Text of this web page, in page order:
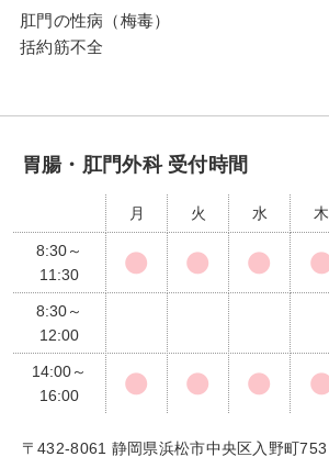
肛門の性病（梅毒）
括約筋不全
胃腸・肛門外科 受付時間
月 火 水 木
8:30～
11:30
8:30～
12:00
14:00～
16:00
〒432-8061 静岡県浜松市中央区入野町753